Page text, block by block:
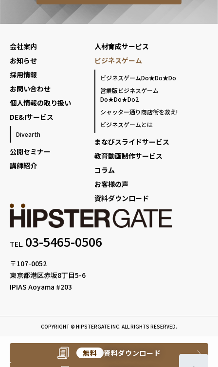
無料 資料ダウンロード
TEL. 03-5465-0506
〒107-0052
東京都港区赤坂8丁目5-6
IPIAS Aoyama #203
会社案内
お知らせ
採用情報
お問い合わせ
個人情報の取り扱い
DE&Iサービス
Divearth
公開セミナー
講師紹介
人材育成サービス
ビジネスゲーム
ビジネスゲームDo★Do★Do
営業版ビジネスゲーム
Do★Do★Do2
シャッター通り商店街を救え!
ビジネスゲームとは
まなびスライドサービス
教育動画制作サービス
コラム
お客様の声
資料ダウンロード
COPYRIGHT © HIPSTERGATE INC. ALL RIGHTS RESERVED.